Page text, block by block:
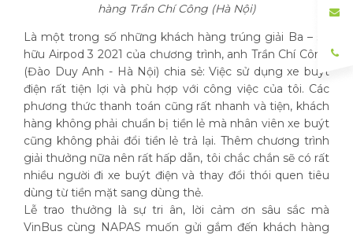
hàng Trần Chí Công (Hà Nội)
Là một trong số những khách hàng trúng giải Ba – sở
hữu Airpod 3 2021 của chương trình, anh Trần Chí Công
(Đào Duy Anh - Hà Nội) chia sẻ: Việc sử dụng xe buýt
điện rất tiện lợi và phù hợp với công việc của tôi. Các
phương thức thanh toán cũng rất nhanh và tiện, khách
hàng không phải chuẩn bị tiền lẻ mà nhân viên xe buýt
cũng không phải đổi tiền lẻ trả lại. Thêm chương trình
giải thưởng nữa nên rất hấp dẫn, tôi chắc chắn sẽ có rất
nhiều người đi xe buýt điện và thay đổi thói quen tiêu
dùng từ tiền mặt sang dùng thẻ.
Lễ trao thưởng là sự tri ân, lời cảm ơn sâu sắc mà
VinBus cùng NAPAS muốn gửi gắm đến khách hàng